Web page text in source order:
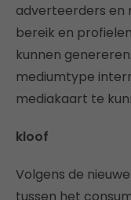
adverteerders en
bereik en
kunnen
mediumtype
mediakaart te
kloof
Volgens de
tussen het